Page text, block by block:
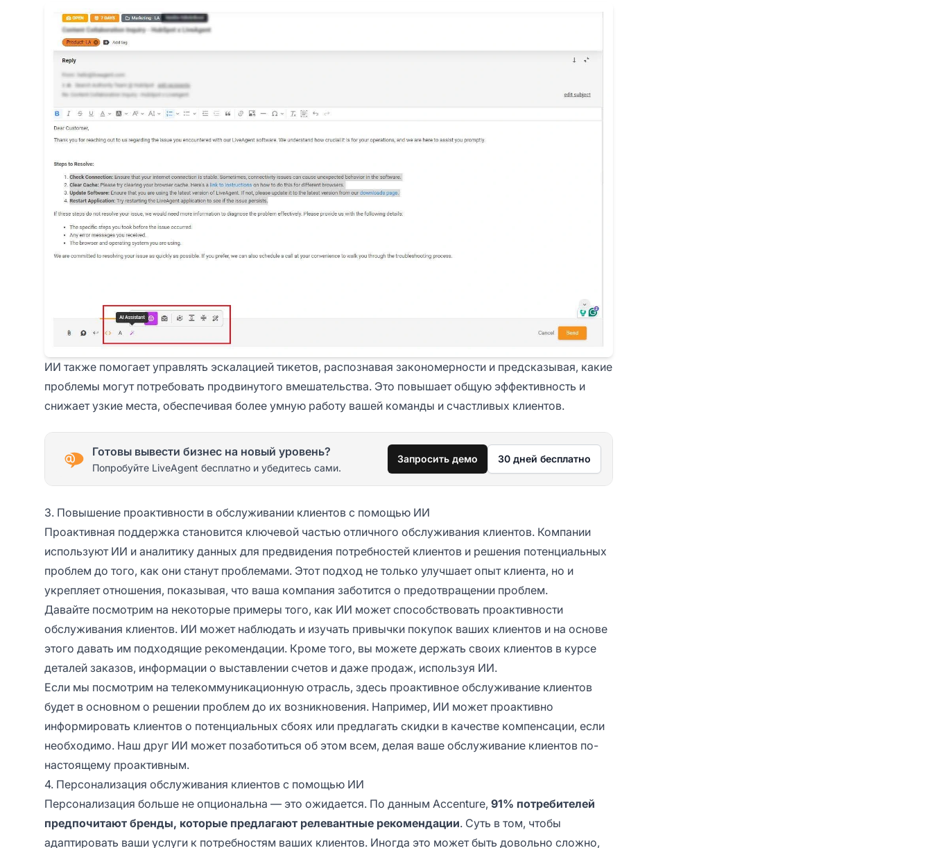
ИИ также помогает управлять эскалацией тикетов, распознавая закономерности и предсказывая, какие
проблемы могут потребовать продвинутого вмешательства. Это повышает общую эффективность и
снижает узкие места, обеспечивая более умную работу вашей команды и счастливых клиентов.
Готовы вывести бизнес на новый уровень?
Попробуйте LiveAgent бесплатно и убедитесь сами.
Запросить демо 30 дней бесплатно
3. Повышение проактивности в обслуживании клиентов с помощью ИИ
Проактивная поддержка становится ключевой частью отличного обслуживания клиентов. Компании
используют ИИ и аналитику данных для предвидения потребностей клиентов и решения потенциальных
проблем до того, как они станут проблемами. Этот подход не только улучшает опыт клиента, но и
укрепляет отношения, показывая, что ваша компания заботится о предотвращении проблем.
Давайте посмотрим на некоторые примеры того, как ИИ может способствовать проактивности
обслуживания клиентов. ИИ может наблюдать и изучать привычки покупок ваших клиентов и на основе
этого давать им подходящие рекомендации. Кроме того, вы можете держать своих клиентов в курсе
деталей заказов, информации о выставлении счетов и даже продаж, используя ИИ.
Если мы посмотрим на телекоммуникационную отрасль, здесь проактивное обслуживание клиентов
будет в основном о решении проблем до их возникновения. Например, ИИ может проактивно
информировать клиентов о потенциальных сбоях или предлагать скидки в качестве компенсации, если
необходимо. Наш друг ИИ может позаботиться об этом всем, делая ваше обслуживание клиентов по-
настоящему проактивным.
4. Персонализация обслуживания клиентов с помощью ИИ
Персонализация больше не опциональна — это ожидается. По данным Accenture, 91% потребителей
предпочитают бренды, которые предлагают релевантные рекомендации. Суть в том, чтобы
адаптировать ваши услуги к потребностям ваших клиентов. Иногда это может быть довольно сложно,